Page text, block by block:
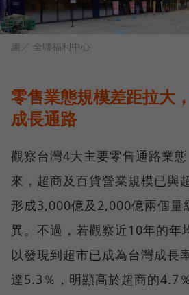
圖／ 全聯福利中心
零售業態規模差距拉大
成長通路
觀察台灣4大主要零售通路業
來，超商及百貨營業規模已與
形成3,000億及2,000億兩個量
異。不過，若觀察近10年的年
以發現到超市已成為台灣成長
達5.3％，明顯高於超商的4.7